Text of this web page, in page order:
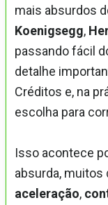
mais absurdos
Koenigsegg,
passando fácil
detalhe
Créditos e, na
escolha para
Isso acontece
absurda,
aceleração,